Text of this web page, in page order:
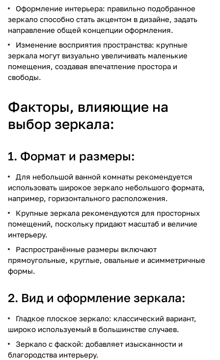
Оформление интерьера: правильно подобранное
зеркало способно стать акцентом в дизайне, задать
направление общей концепции оформления.
Изменение восприятия пространства: крупные
зеркала могут визуально увеличивать маленькие
помещения, создавая впечатление простора и
свободы.
Факторы, влияющие на
выбор зеркала:
1. Формат и размеры:
Для небольшой ванной комнаты рекомендуется
использовать широкое зеркало небольшого формата,
например, горизонтального расположения.
Крупные зеркала рекомендуются для просторных
помещений, поскольку придают масштаб и величие
интерьеру.
Распространённые размеры включают
прямоугольные, круглые, овальные и асимметричные
формы.
2. Вид и оформление зеркала:
Гладкое плоское зеркало: классический вариант,
широко используемый в большинстве случаев.
Зеркало с фаской: добавляет изысканности и
благородства интерьеру.